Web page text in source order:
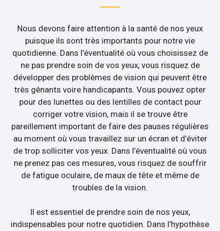
Nous devons faire attention à la santé de nos yeux
puisque ils sont très importants pour notre vie
quotidienne. Dans l’éventualité où vous choisissez de
ne pas prendre soin de vos yeux, vous risquez de
développer des problèmes de vision qui peuvent être
très gênants voire handicapants. Vous pouvez opter
pour des lunettes ou des lentilles de contact pour
corriger votre vision, mais il se trouve être
pareillement important de faire des pauses régulières
au moment où vous travaillez sur un écran et d’éviter
de trop solliciter vos yeux. Dans l’éventualité où vous
ne prenez pas ces mesures, vous risquez de souffrir
de fatigue oculaire, de maux de tête et même de
troubles de la vision.
Il est essentiel de prendre soin de nos yeux,
indispensables pour notre quotidien. Dans l’hypothèse